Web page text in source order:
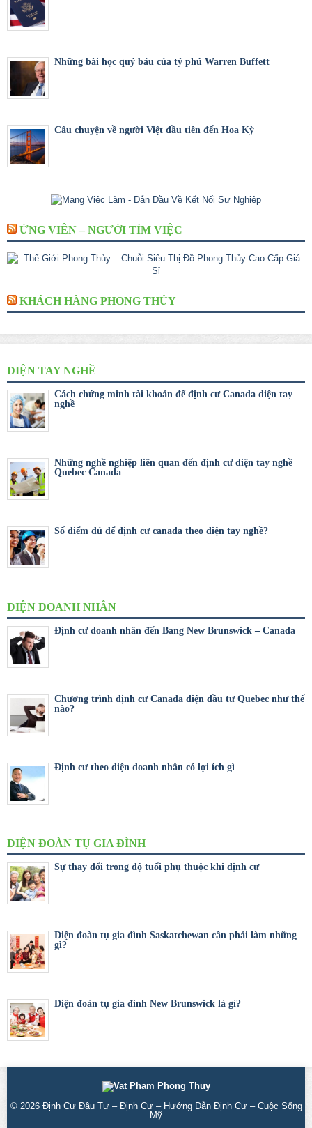
Những bài học quý báu của tỷ phú Warren Buffett
Câu chuyện về người Việt đầu tiên đến Hoa Kỳ
ỨNG VIÊN – NGƯỜI TÌM VIỆC
KHÁCH HÀNG PHONG THỦY
DIỆN TAY NGHỀ
Cách chứng minh tài khoản để định cư Canada diện tay
nghề
Những nghề nghiệp liên quan đến định cư diện tay nghề
Quebec Canada
Số điểm đủ để định cư canada theo diện tay nghề?
DIỆN DOANH NHÂN
Định cư doanh nhân đến Bang New Brunswick – Canada
Chương trình định cư Canada diện đầu tư Quebec như thế
nào?
Định cư theo diện doanh nhân có lợi ích gì
DIỆN ĐOÀN TỤ GIA ĐÌNH
Sự thay đổi trong độ tuổi phụ thuộc khi định cư
Diện đoàn tụ gia đình Saskatchewan cần phải làm những
gì?
Diện đoàn tụ gia đình New Brunswick là gì?
© 2026 Định Cư Đầu Tư – Định Cư – Hướng Dẫn Định Cư – Cuộc Sống
Mỹ